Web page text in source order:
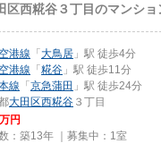
区西糀谷３丁目のマンショ
港線 「 大鳥居 」駅 徒歩4分
港線 「 糀谷 」駅 徒歩11分
線 「 京急蒲田 」駅 徒歩24分
大田区西糀谷 ３丁目
万円
：築13年 ｜募集中： 1室